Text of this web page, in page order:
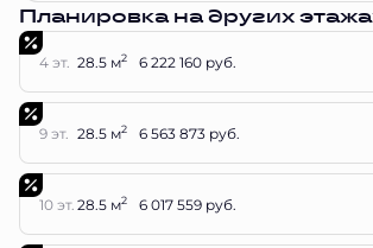
Планировка на других
4 эт. 28.5 м2 6 222 160 руб.
9 эт. 28.5 м2 6 563 873 руб.
10 эт. 28.5 м2 6 017 559 руб.